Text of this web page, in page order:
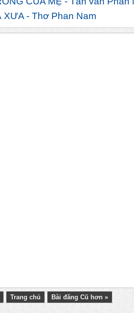
XƯA - Thơ Phan Nam
Trang chủ Bài đăng Cũ hơn »